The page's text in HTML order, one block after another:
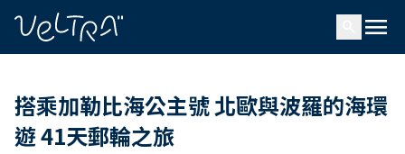
menu
搭乘加勒比海公主號 北歐與波羅的海環
遊 41天郵輪之旅